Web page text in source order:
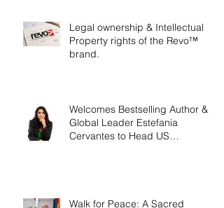
Legal ownership & Intellectual
Property rights of the Revo™
brand.
Welcomes Bestselling Author &
Global Leader Estefania
Cervantes to Head US
Walk for Peace: A Sacred